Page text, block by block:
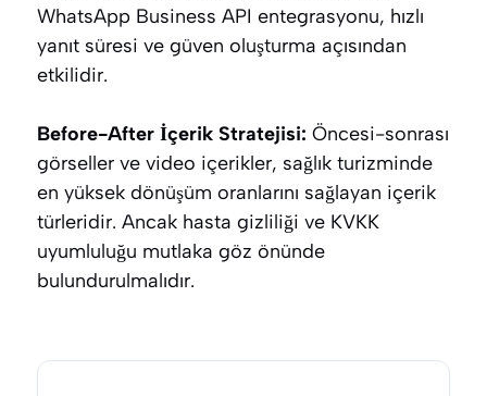
WhatsApp Business API entegrasyonu, hızlı
yanıt süresi ve güven oluşturma açısından
etkilidir.
Before-After İçerik Stratejisi: Öncesi-sonrası
görseller ve video içerikler, sağlık turizminde
en yüksek dönüşüm oranlarını sağlayan içerik
türleridir. Ancak hasta gizliliği ve KVKK
uyumluluğu mutlaka göz önünde
bulundurulmalıdır.